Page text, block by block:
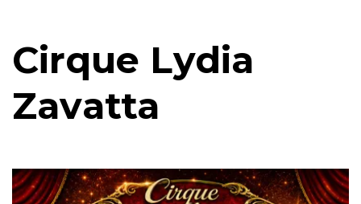
Cirque Lydia
Zavatta